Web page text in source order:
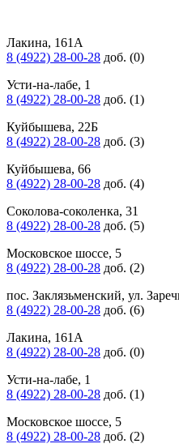
Лакина, 161А
8 (4922) 28-00-28 доб. (0)
Усти-на-лабе, 1
8 (4922) 28-00-28 доб. (1)
Куйбышева, 22Б
8 (4922) 28-00-28 доб. (3)
Куйбышева, 66
8 (4922) 28-00-28 доб. (4)
Соколова-соколенка, 31
8 (4922) 28-00-28 доб. (5)
Московское шоссе, 5
8 (4922) 28-00-28 доб. (2)
пос. Заклязьменский, ул.
8 (4922) 28-00-28 доб. (6)
Лакина, 161А
8 (4922) 28-00-28 доб. (0)
Усти-на-лабе, 1
8 (4922) 28-00-28 доб. (1)
Московское шоссе, 5
8 (4922) 28-00-28 доб. (2)